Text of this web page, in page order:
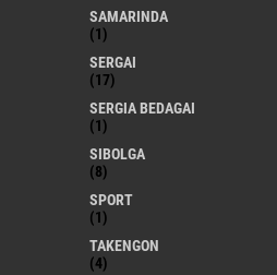
SAMARINDA
(1)
SERGAI
(17)
SERGIA BEDAGAI
(1)
SIBOLGA
(8)
SPORT
(1)
TAKENGON
(4)